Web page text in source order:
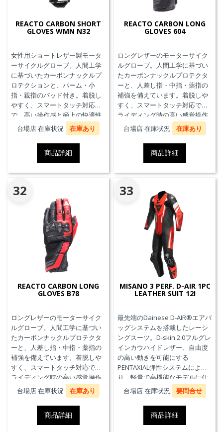
REACTO CARBON SHORT
GLOVES WMN N32
女性用ショートレザー製モータ
ーサイクルグローブ。人間工学
に基づいたカーボンナックルプ
ロテクションと、パーム・小
指・親指のパッド付き。着脱し
やすく、スマートタッチ対応
で、高い操作感と極上の快適性
を実現。
台場店 在庫状況 在庫あり
商品詳細
REACTO CARBON LONG
GLOVES 604
ロングレザーのモーターサイク
ルグローブ。人間工学に基づい
たカーボンナックルプロテクタ
ーと、人差し指・中指・薬指の
補強を備えています。着脱しや
すく、スマートタッチ対応で、
ライディング時の高い感覚操作
性と抜群の快適性を実現。
台場店 在庫状況 在庫あり
商品詳細
32
REACTO CARBON LONG
GLOVES B78
ロングレザーのモーターサイク
ルグローブ。人間工学に基づい
たカーボンナックルプロテクタ
ーと、人差し指・中指・薬指の
補強を備えています。着脱しや
すく、スマートタッチ対応で、
ライディング時の高い感覚操作
性と抜群の快適性を実現。
台場店 在庫状況 在庫あり
商品詳細
33
MISANO 3 PERF. D-AIR 1PC
LEATHER SUIT 12I
最先端のDainese D-AIR®エアバ
ッグシステムを搭載したレーシ
ングスーツ。D-skin 2.0フルグレ
インカウハイドレザー、自由度
の高い動きを可能にする
PENTAXIAL弾性システムによ
り、軽量で高機能なモデルに仕
上がっています。また、エアバ
ッグ本体が最大3回の起爆まで繰
り返し利用可能なTriple-
Activation D-air®Racing エアバ
ッグを搭載しています。※別途
台場店 在庫状況 要問合せ
商品詳細